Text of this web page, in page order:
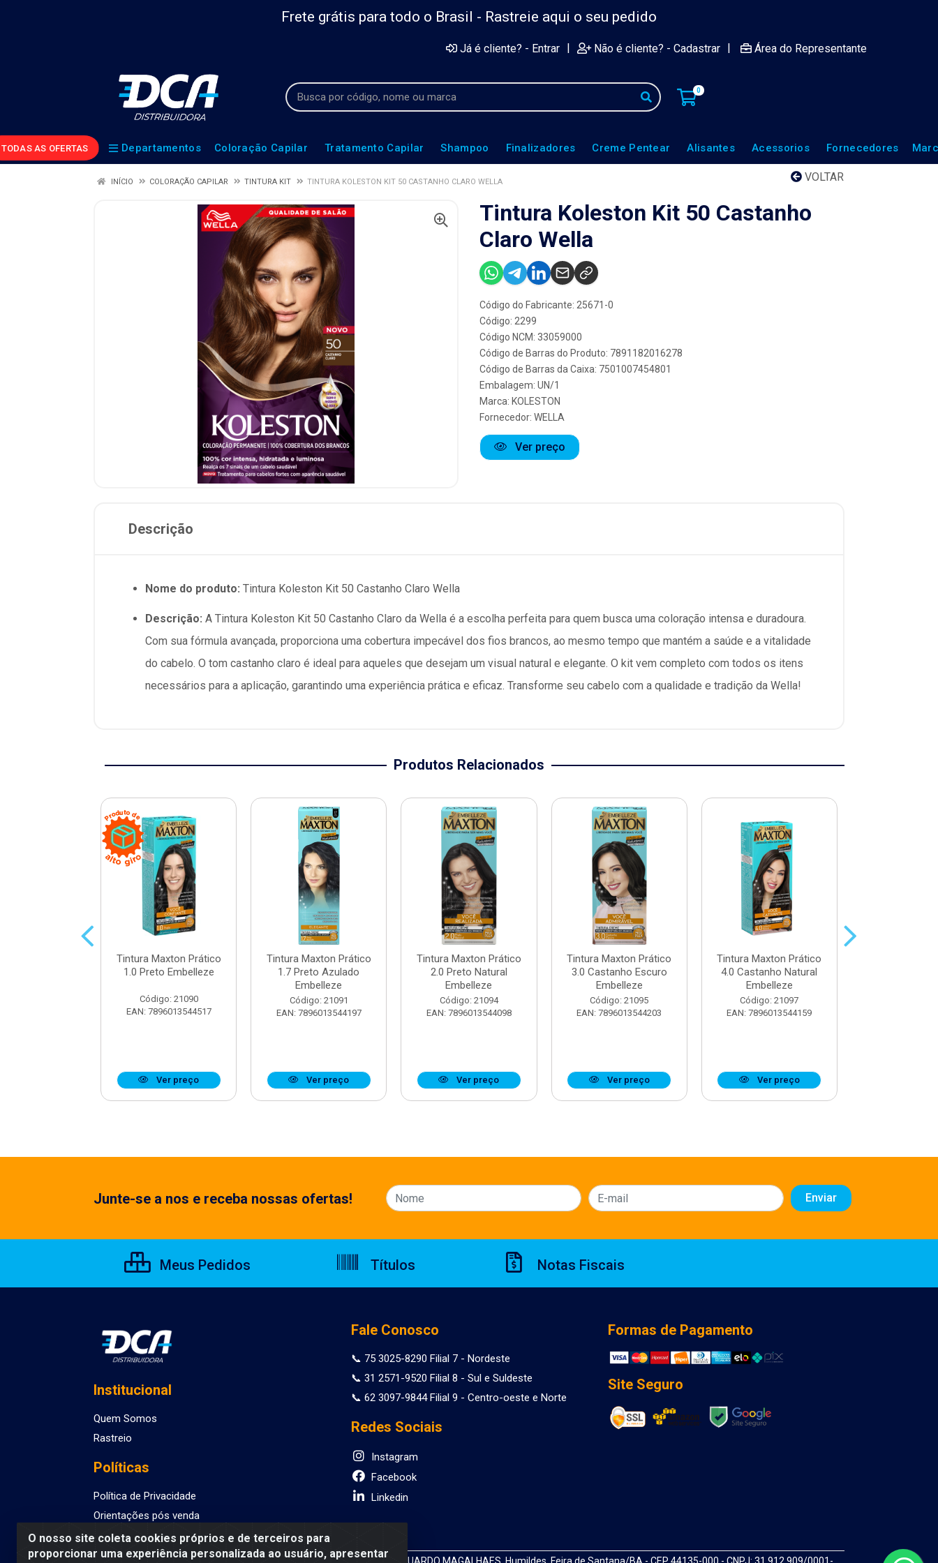
Frete grátis para todo o Brasil - Rastreie aqui o seu pedido
Já é cliente? - Entrar | Não é cliente? - Cadastrar | Área do Representante
0
TODAS AS OFERTAS Departamentos Coloração Capilar Tratamento Capilar Shampoo Finalizadores Creme Pentear Alisantes Acessorios Fornecedores
VOLTAR
INÍCIO COLORAÇÃO CAPILAR TINTURA KIT TINTURA KOLESTON KIT 50 CASTANHO CLARO WELLA
Tintura Koleston Kit 50 Castanho
Claro Wella
Código do Fabricante: 25671-0
Código: 2299
Código NCM: 33059000
Código de Barras do Produto: 7891182016278
Código de Barras da Caixa: 7501007454801
Embalagem: UN/1
Marca: KOLESTON
Fornecedor: WELLA
Ver preço
Descrição
Nome do produto: Tintura Koleston Kit 50 Castanho Claro Wella
Descrição: A Tintura Koleston Kit 50 Castanho Claro da Wella é a escolha perfeita para quem busca uma coloração intensa e duradoura.
Com sua fórmula avançada, proporciona uma cobertura impecável dos fios brancos, ao mesmo tempo que mantém a saúde e a vitalidade
do cabelo. O tom castanho claro é ideal para aqueles que desejam um visual natural e elegante. O kit vem completo com todos os itens
necessários para a aplicação, garantindo uma experiência prática e eficaz. Transforme seu cabelo com a qualidade e tradição da Wella!
Produtos Relacionados
Tintura Maxton Prático
1.0 Preto Embelleze
Código: 21090
EAN: 7896013544517
Ver preço
Tintura Maxton Prático
1.7 Preto Azulado
Embelleze
Código: 21091
EAN: 7896013544197
Ver preço
Tintura Maxton Prático
2.0 Preto Natural
Embelleze
Código: 21094
EAN: 7896013544098
Ver preço
Tintura Maxton Prático
3.0 Castanho Escuro
Embelleze
Código: 21095
EAN: 7896013544203
Ver preço
Tintura Maxton Prático
4.0 Castanho Natural
Embelleze
Código: 21097
EAN: 7896013544159
Ver preço
O nosso site coleta cookies próprios e de terceiros para
proporcionar uma experiência personalizada ao usuário, apresentar
Junte-se a nos e receba nossas ofertas!
Meus Pedidos Títulos Notas Fiscais
Institucional
Quem Somos
Rastreio
Políticas
Política de Privacidade
Orientações pós venda
Fale Conosco
📞 75 3025-8290 Filial 7 - Nordeste
📞 31 2571-9520 Filial 8 - Sul e Suldeste
📞 62 3097-9844 Filial 9 - Centro-oeste e Norte
Redes Sociais
Instagram
Facebook
Linkedin
Formas de Pagamento
Site Seguro